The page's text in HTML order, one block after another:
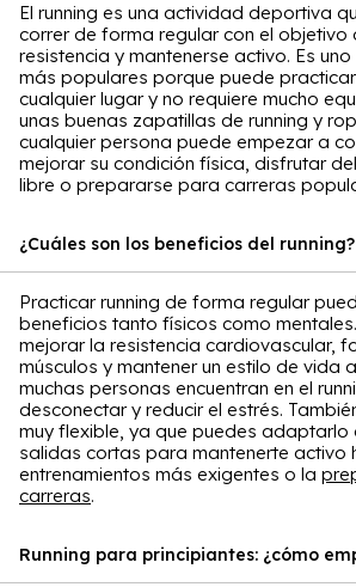
El running es una actividad deportiva
correr de forma regular con el objetivo
resistencia y mantenerse activo. Es
más populares porque puede
cualquier lugar y no requiere mucho
unas buenas zapatillas de running y
cualquier persona puede empezar a
mejorar su condición física, disfrutar
libre o prepararse para carreras
¿Cuáles son los beneficios del running?
Practicar running de forma regular
beneficios tanto físicos como
mejorar la resistencia cardiovascular,
músculos y mantener un estilo de vida
muchas personas encuentran en el
desconectar y reducir el estrés.
muy flexible, ya que puedes adaptarlo
salidas cortas para mantenerte activo
entrenamientos más exigentes o la
carreras.
Running para principiantes: ¿cómo